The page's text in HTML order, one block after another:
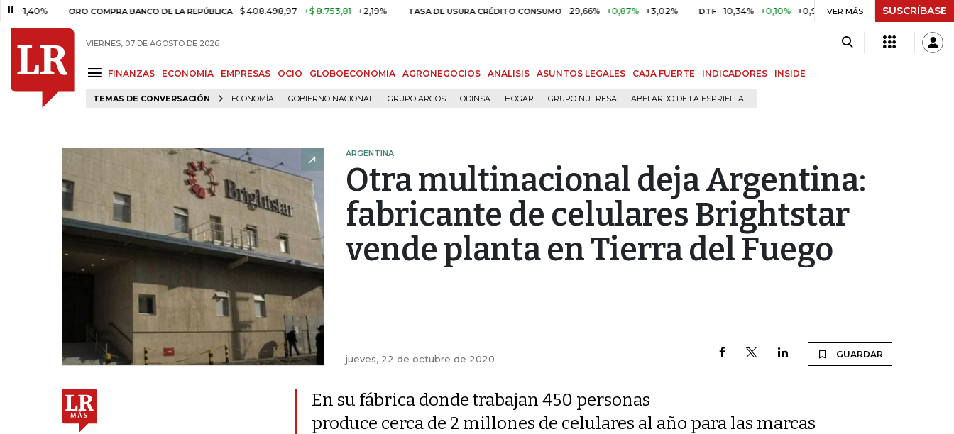
ORO COMPRA BANCO DE LA REPÚBLICA $ 408.498,97 +$ 8.753,81 +2,19% TASA DE USURA CRÉDITO CONSUMO 29,66% +0,87% +3,02% DTF 10,34% +0,10% +0,98% UVR $ 416,91 +$ 0,05 +0,01%
VER MÁS SUSCRÍBASE
VIERNES, 07 DE AGOSTO DE 2026
FINANZAS ECONOMÍA EMPRESAS OCIO GLOBOECONOMÍA AGRONEGOCIOS ANÁLISIS ASUNTOS LEGALES CAJA FUERTE INDICADORES INSIDE
TEMAS DE CONVERSACIÓN ECONOMÍA GOBIERNO NACIONAL GRUPO ARGOS ODINSA HOGAR GRUPO NUTRESA ABELARDO DE LA ESPRIELLA
ARGENTINA
Otra multinacional deja Argentina:
fabricante de celulares Brightstar
vende planta en Tierra del Fuego
jueves, 22 de octubre de 2020 GUARDAR
En su fábrica donde trabajan 450 personas
produce cerca de 2 millones de celulares al año para las marcas